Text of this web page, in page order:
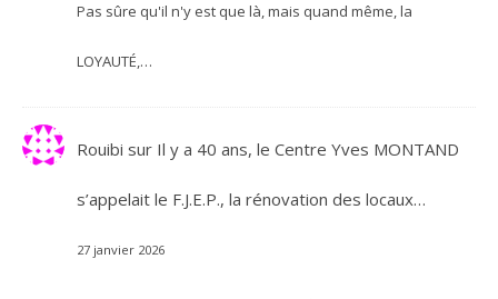
Pas sûre qu'il n'y est que là, mais quand même, la
LOYAUTÉ,…
Rouibi sur Il y a 40 ans, le Centre Yves MONTAND
s’appelait le F.J.E.P., la rénovation des locaux…
27 janvier 2026